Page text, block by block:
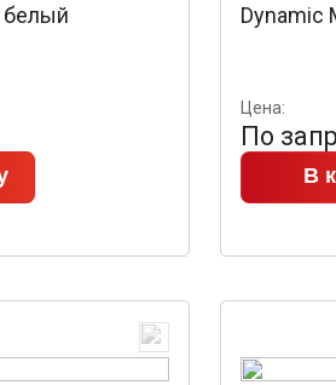
белый
Dynamic
Цена:
По
В